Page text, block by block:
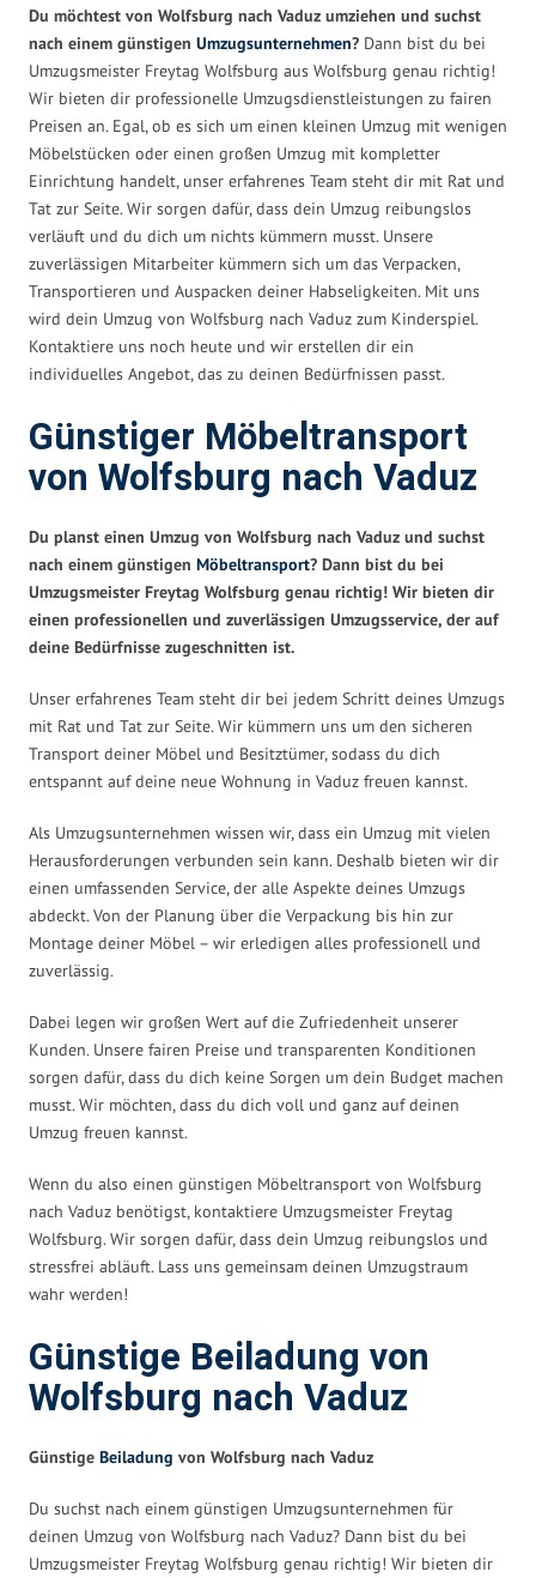
Du möchtest von Wolfsburg nach Vaduz umziehen und suchst
nach einem günstigen Umzugsunternehmen? Dann bist du bei
Umzugsmeister Freytag Wolfsburg aus Wolfsburg genau richtig!
Wir bieten dir professionelle Umzugsdienstleistungen zu fairen
Preisen an. Egal, ob es sich um einen kleinen Umzug mit wenigen
Möbelstücken oder einen großen Umzug mit kompletter
Einrichtung handelt, unser erfahrenes Team steht dir mit Rat und
Tat zur Seite. Wir sorgen dafür, dass dein Umzug reibungslos
verläuft und du dich um nichts kümmern musst. Unsere
zuverlässigen Mitarbeiter kümmern sich um das Verpacken,
Transportieren und Auspacken deiner Habseligkeiten. Mit uns
wird dein Umzug von Wolfsburg nach Vaduz zum Kinderspiel.
Kontaktiere uns noch heute und wir erstellen dir ein
individuelles Angebot, das zu deinen Bedürfnissen passt.
Günstiger Möbeltransport
von Wolfsburg nach Vaduz
Du planst einen Umzug von Wolfsburg nach Vaduz und suchst
nach einem günstigen Möbeltransport? Dann bist du bei
Umzugsmeister Freytag Wolfsburg genau richtig! Wir bieten dir
einen professionellen und zuverlässigen Umzugsservice, der auf
deine Bedürfnisse zugeschnitten ist.
Unser erfahrenes Team steht dir bei jedem Schritt deines Umzugs
mit Rat und Tat zur Seite. Wir kümmern uns um den sicheren
Transport deiner Möbel und Besitztümer, sodass du dich
entspannt auf deine neue Wohnung in Vaduz freuen kannst.
Als Umzugsunternehmen wissen wir, dass ein Umzug mit vielen
Herausforderungen verbunden sein kann. Deshalb bieten wir dir
einen umfassenden Service, der alle Aspekte deines Umzugs
abdeckt. Von der Planung über die Verpackung bis hin zur
Montage deiner Möbel – wir erledigen alles professionell und
zuverlässig.
Dabei legen wir großen Wert auf die Zufriedenheit unserer
Kunden. Unsere fairen Preise und transparenten Konditionen
sorgen dafür, dass du dich keine Sorgen um dein Budget machen
musst. Wir möchten, dass du dich voll und ganz auf deinen
Umzug freuen kannst.
Wenn du also einen günstigen Möbeltransport von Wolfsburg
nach Vaduz benötigst, kontaktiere Umzugsmeister Freytag
Wolfsburg. Wir sorgen dafür, dass dein Umzug reibungslos und
stressfrei abläuft. Lass uns gemeinsam deinen Umzugstraum
wahr werden!
Günstige Beiladung von
Wolfsburg nach Vaduz
Günstige Beiladung von Wolfsburg nach Vaduz
Du suchst nach einem günstigen Umzugsunternehmen für
deinen Umzug von Wolfsburg nach Vaduz? Dann bist du bei
Umzugsmeister Freytag Wolfsburg genau richtig! Wir bieten dir